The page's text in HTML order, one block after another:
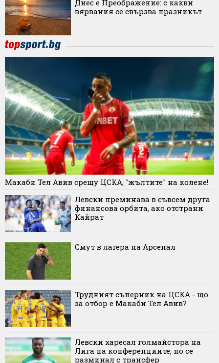
Днес е Преображение: с какви
вярвания се свързва празникът
Макаби Тел Авив срещу ЦСКА, "жълтите" на колене!
Левски преминава в съвсем друга
финансова орбита, ако отстрани
Кайрат
Смут в лагера на Арсенал
Трудният съперник на ЦСКА - що
за отбор е Макаби Тел Авив?
Левски харесал голмайстора на
Лига на конференциите, но се
разминал с трансфер